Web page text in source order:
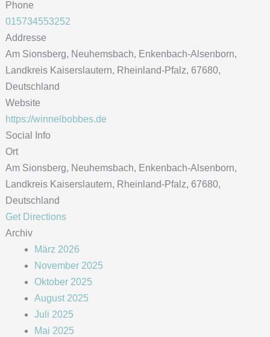
Phone
015734553252
Addresse
Am Sionsberg, Neuhemsbach, Enkenbach-Alsenborn,
Landkreis Kaiserslautern, Rheinland-Pfalz, 67680,
Deutschland
Website
https://winnelbobbes.de
Social Info
Ort
Am Sionsberg, Neuhemsbach, Enkenbach-Alsenborn,
Landkreis Kaiserslautern, Rheinland-Pfalz, 67680,
Deutschland
Get Directions
Archiv
März 2026
November 2025
Oktober 2025
August 2025
Juli 2025
Mai 2025